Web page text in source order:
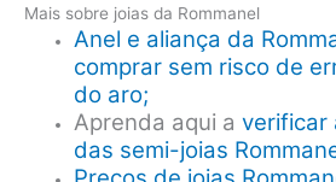
Mais sobre joias da Rommanel
Anel e aliança da
comprar sem risco de
do aro;
Aprenda aqui averificar
das semi-joias